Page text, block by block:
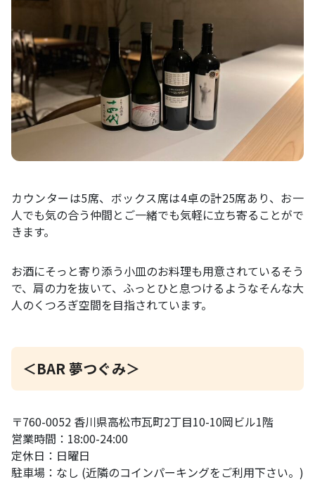
カウンターは5席、ボックス席は4卓の計25席あり、お一
人でも気の合う仲間とご一緒でも気軽に立ち寄ることがで
きます。
お酒にそっと寄り添う小皿のお料理も用意されているそう
で、肩の力を抜いて、ふっとひと息つけるようなそんな大
人のくつろぎ空間を目指されています。
＜BAR 夢つぐみ＞
〒760-0052 香川県高松市瓦町2丁目10-10岡ビル1階
営業時間：18:00-24:00
定休日：日曜日
駐車場：なし (近隣のコインパーキングをご利用下さい。)